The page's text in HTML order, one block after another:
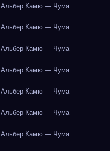
Альбер Камю — Чума
Альбер Камю — Чума
Альбер Камю — Чума
Альбер Камю — Чума
Альбер Камю — Чума
Альбер Камю — Чума
Альбер Камю — Чума